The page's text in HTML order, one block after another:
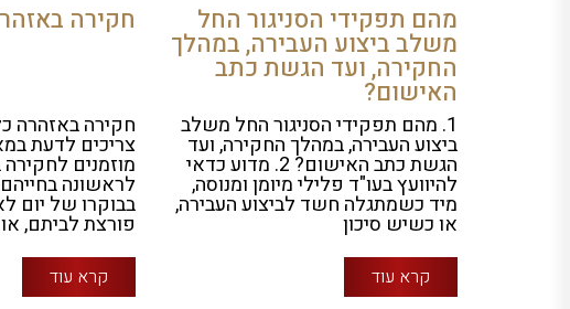
מהם תפקידי הסניגור החל
משלב ביצוע העבירה, במהלך
החקירה, ועד הגשת כתב
האישום?
1. מהם תפקידי הסניגור החל משלב
ביצוע העבירה, במהלך החקירה, ועד
הגשת כתב האישום? 2. מדוע כדאי
להיוועץ בעו"ד פלילי מיומן ומנוסה,
מיד כשמתגלה חשד לביצוע העבירה,
או כשיש סיכון
קרא עוד
חקירה
חקירה באזהרה
צריכים לדעת
מוזמנים
לראשונה
בבוקרו של
פורצת לביתם,
קרא עוד